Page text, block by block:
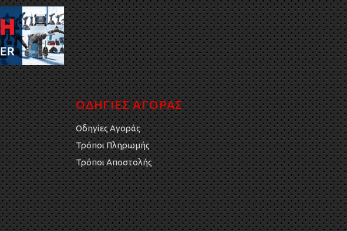
ΟΔΗΓΙΕΣ ΑΓΟΡΑΣ
Οδηγίες Αγοράς
Τρόποι Πληρωμής
Τρόποι Αποστολής